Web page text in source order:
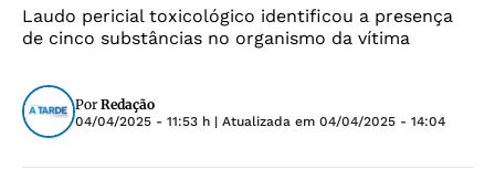
Laudo pericial toxicológico identificou a presença
de cinco substâncias no organismo da vítima
Por Redação
04/04/2025 - 11:53 h | Atualizada em 04/04/2025 - 14:04